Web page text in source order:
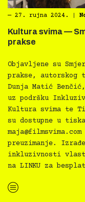
― 27. rujna 2024.
Kultura svima —
prakse
Objavljene su
prakse, autorskog
Dunja Matić
uz podršku
Kultura svima te
su dostupne u
maja@filmsvima.com
preuzimanje.
inkluzivnosti
na LINKU za
“Kultura svima — Smjernice za inkluzivne kulturne prakse”